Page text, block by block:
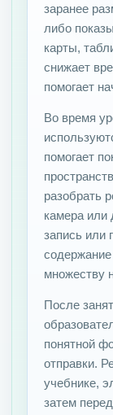
заранее
либо
карты,
снижает
помогает
Во время
помогает
разобрать
камера или
запись или
множеству
После
понятной
отправки.
учебнике,
затем